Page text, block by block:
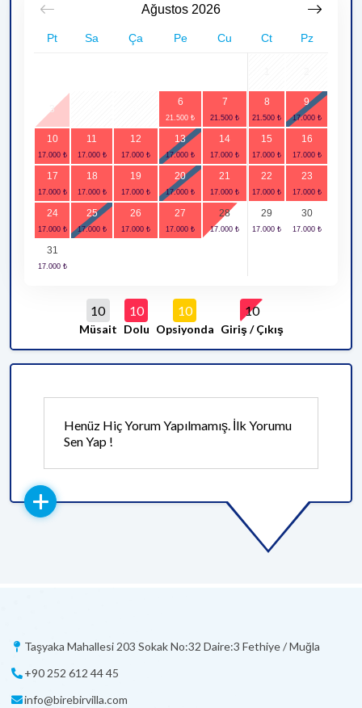
Ağustos 2026
Pt Sa Ça Pe Cu Ct Pz
3
6 7 8 9
10 11 12 13 14 15 16
17 18 19 20 21 22 23
24 25 26 27 28 29 30
31
10
Müsait
10
Dolu
10
Opsiyonda
10
Giriş / Çıkış
Henüz Hiç Yorum Yapılmamış. İlk Yorumu
Sen Yap !
Taşyaka Mahallesi 203 Sokak No:32 Daire:3 Fethiye / Muğla
+90 252 612 44 45
info@birebirvilla.com